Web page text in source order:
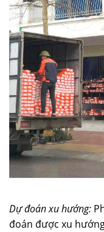
Dự đoán xu hướng:
đoán được xu